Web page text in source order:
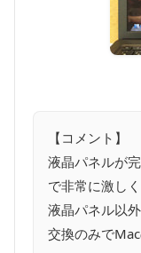
【コメント】
液晶パネルが
で非常に激し
液晶パネル以
交換のみで